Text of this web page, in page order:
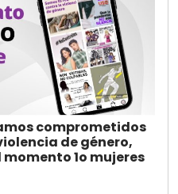
comprometidos
de género,
1o mujeres